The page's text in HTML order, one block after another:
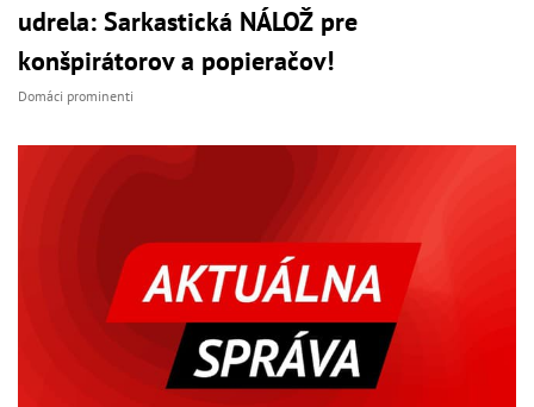
udrela: Sarkastická NÁLOŽ pre
konšpirátorov a popieračov!
Domáci prominenti